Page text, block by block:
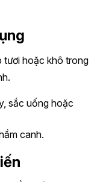
tươi hoặc khô trong
sắc uống hoặc
canh.